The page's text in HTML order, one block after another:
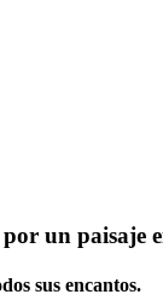
un paisaje
sus encantos.